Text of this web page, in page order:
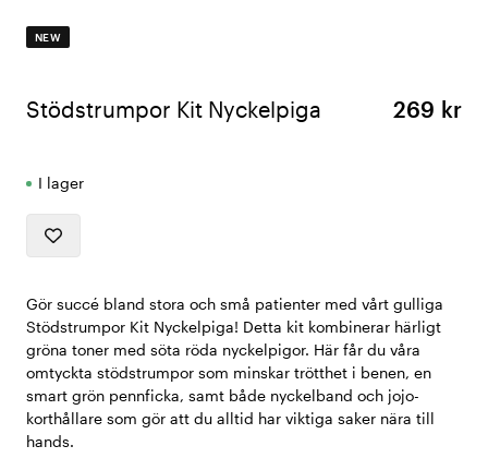
NEW
Stödstrumpor Kit Nyckelpiga 269 kr
I lager
Gör succé bland stora och små patienter med vårt gulliga
Stödstrumpor Kit Nyckelpiga! Detta kit kombinerar härligt
gröna toner med söta röda nyckelpigor. Här får du våra
omtyckta stödstrumpor som minskar trötthet i benen, en
smart grön pennficka, samt både nyckelband och jojo-
korthållare som gör att du alltid har viktiga saker nära till
hands.